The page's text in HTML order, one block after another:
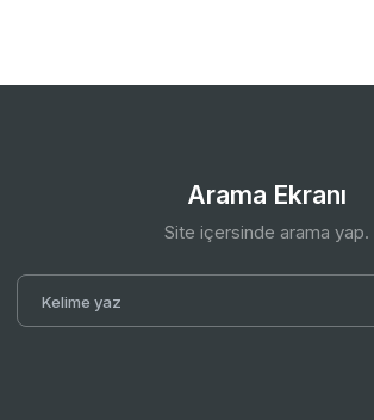
Arama Ekranı
Site içersinde arama yap.